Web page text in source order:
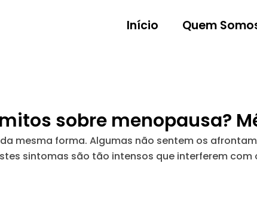
Início Quem
sobre menopausa?
mesma forma. Algumas não sentem os
sintomas são tão intensos que interferem com